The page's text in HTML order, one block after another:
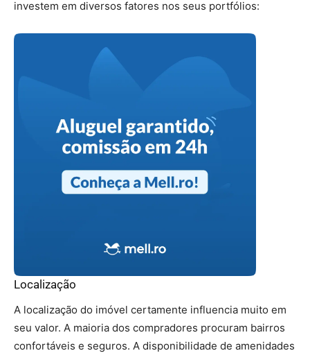
investem em diversos fatores nos seus portfólios:
Localização
A localização do imóvel certamente influencia muito em
seu valor. A maioria dos compradores procuram bairros
confortáveis e seguros. A disponibilidade de amenidades